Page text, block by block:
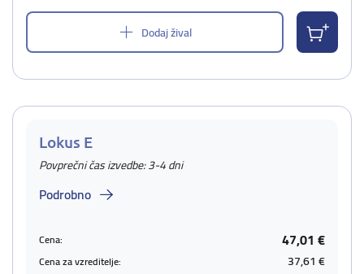
Dodaj žival
Lokus E
Povprečni čas izvedbe: 3-4 dni
Podrobno
Cena: 47,01 €
Cena za vzreditelje: 37,61 €